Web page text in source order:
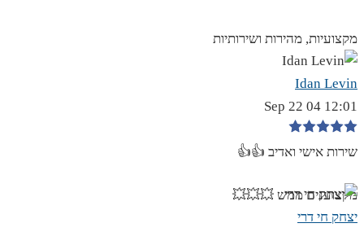
מקצועיות, מהירות ושירותיות
Idan Levin
12:01 04 Sep 22
שירות אישי ואדיב 👍👍
מקצוענים ממש 💥💥💥
יצחק חי דרי